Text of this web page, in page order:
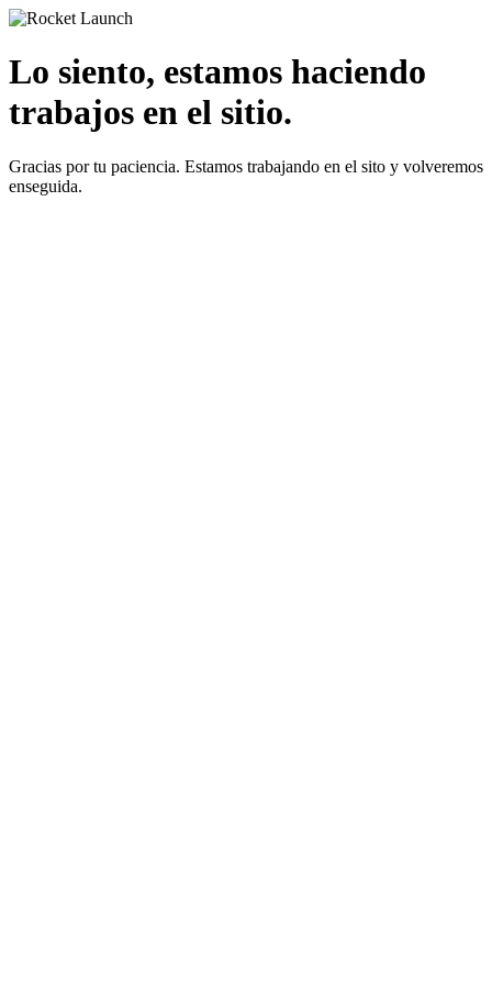
Lo siento, estamos haciendo
trabajos en el sitio.
Gracias por tu paciencia. Estamos trabajando en el sito y volveremos
enseguida.